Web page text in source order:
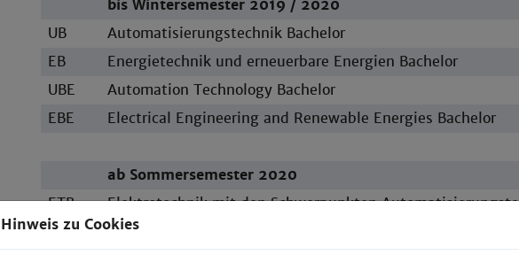
bis Wintersemester 2019 / 2020
UB
Automatisierungstechnik Bachelor
EB
Energietechnik und erneuerbare Energien Bachelor
UBE
Automation Technology Bachelor
EBE
Electrical Engineering and Renewable Energies Bachelor
ab Sommersemester 2020
ETB
Elektrotechnik mit den Schwerpunkten
erneuerbare Energien (Bachelor)
Electrical Engineering with a focus on Automation and
Hinweis zu Cookies